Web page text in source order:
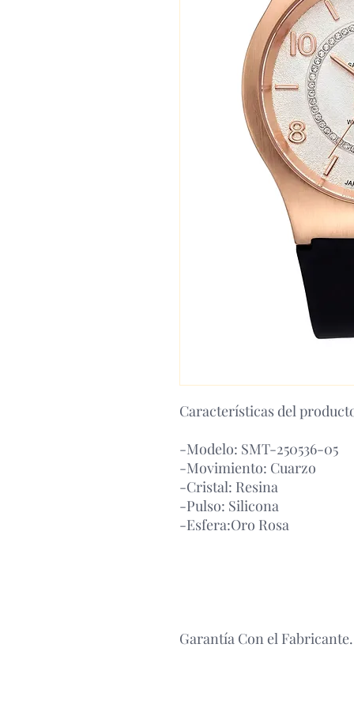
Características del
-Modelo: SMT-250536-05
-Movimiento: Cuarzo
-Cristal: Resina
-Pulso: Silicona
-Esfera:Oro Rosa
Garantía Con el Fabricante.